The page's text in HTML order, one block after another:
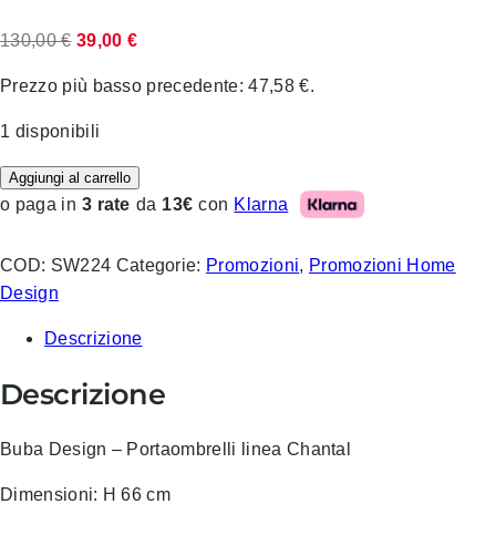
130,00€ Il
originale
era:
39,00 €Il
attuale
Prezzo più basso precedente:47,58€.
1 disponibili
Aggiungi al carrello
o paga in 3 rate da 13€ con Klarna
COD: SW224 Categorie: Promozioni, Promozioni Home
Design
Descrizione
Descrizione
Buba Design – Portaombrelli linea Chantal
Dimensioni: H 66 cm